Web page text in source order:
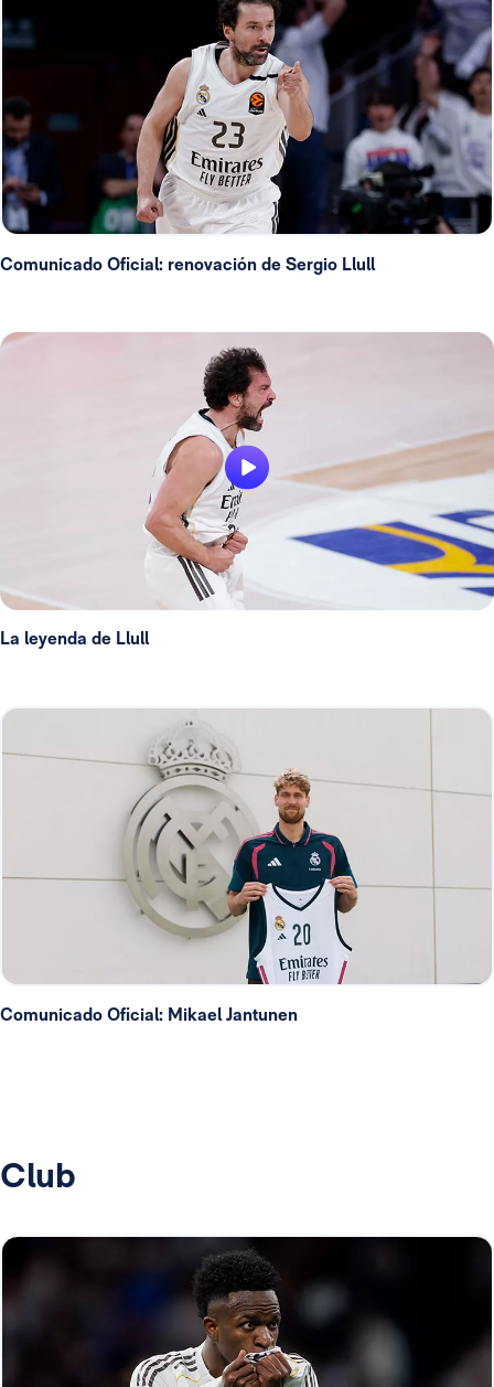
Comunicado Oficial: renovación de Sergio Llull
La leyenda de Llull
Comunicado Oficial: Mikael Jantunen
Club